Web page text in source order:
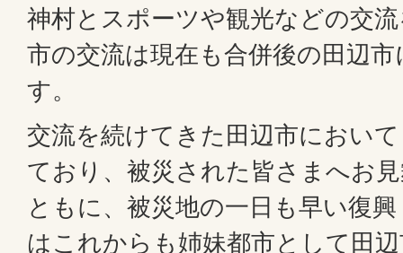
神村とスポーツや観光などの交
市の交流は現在も合併後の田辺
す。
交流を続けてきた田辺市におい
ており、被災された皆さまへお
ともに、被災地の一日も早い復
はこれからも姉妹都市として田